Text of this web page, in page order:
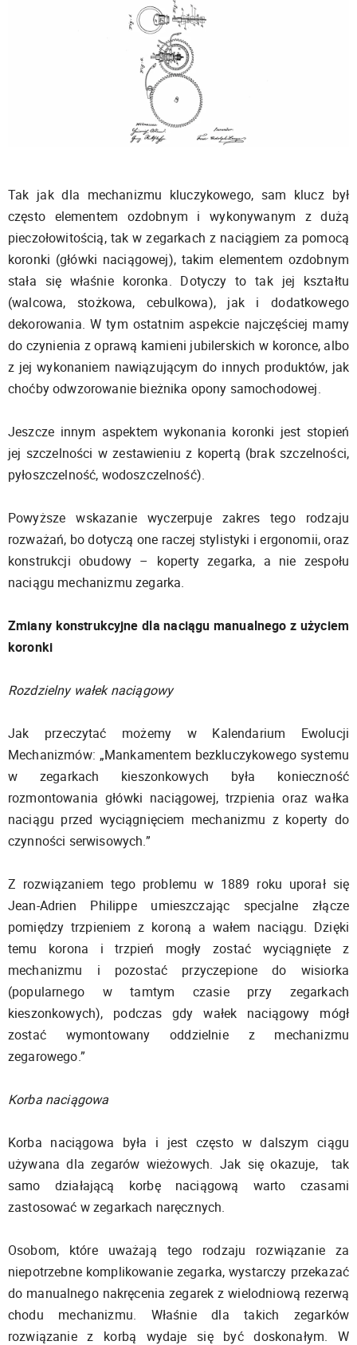
Tak jak dla mechanizmu kluczykowego, sam klucz był
często elementem ozdobnym i wykonywanym z dużą
pieczołowitością, tak w zegarkach z naciągiem za pomocą
koronki (główki naciągowej), takim elementem ozdobnym
stała się właśnie koronka. Dotyczy to tak jej kształtu
(walcowa, stożkowa, cebulkowa), jak i dodatkowego
dekorowania. W tym ostatnim aspekcie najczęściej mamy
do czynienia z oprawą kamieni jubilerskich w koronce, albo
z jej wykonaniem nawiązującym do innych produktów, jak
choćby odwzorowanie bieżnika opony samochodowej.
Jeszcze innym aspektem wykonania koronki jest stopień
jej szczelności w zestawieniu z kopertą (brak szczelności,
pyłoszczelność, wodoszczelność).
Powyższe wskazanie wyczerpuje zakres tego rodzaju
rozważań, bo dotyczą one raczej stylistyki i ergonomii, oraz
konstrukcji obudowy – koperty zegarka, a nie zespołu
naciągu mechanizmu zegarka.
Zmiany konstrukcyjne dla naciągu manualnego z użyciem
koronki
Rozdzielny wałek naciągowy
Jak przeczytać możemy w Kalendarium Ewolucji
Mechanizmów: „Mankamentem bezkluczykowego systemu
w zegarkach kieszonkowych była konieczność
rozmontowania główki naciągowej, trzpienia oraz wałka
naciągu przed wyciągnięciem mechanizmu z koperty do
czynności serwisowych.”
Z rozwiązaniem tego problemu w 1889 roku uporał się
Jean-Adrien Philippe umieszczając specjalne złącze
pomiędzy trzpieniem z koroną a wałem naciągu. Dzięki
temu korona i trzpień mogły zostać wyciągnięte z
mechanizmu i pozostać przyczepione do wisiorka
(popularnego w tamtym czasie przy zegarkach
kieszonkowych), podczas gdy wałek naciągowy mógł
zostać wymontowany oddzielnie z mechanizmu
zegarowego.”
Korba naciągowa
Korba naciągowa była i jest często w dalszym ciągu
używana dla zegarów wieżowych. Jak się okazuje, tak
samo działającą korbę naciągową warto czasami
zastosować w zegarkach naręcznych.
Osobom, które uważają tego rodzaju rozwiązanie za
niepotrzebne komplikowanie zegarka, wystarczy przekazać
do manualnego nakręcenia zegarek z wielodniową rezerwą
chodu mechanizmu. Właśnie dla takich zegarków
rozwiązanie z korbą wydaje się być doskonałym. W